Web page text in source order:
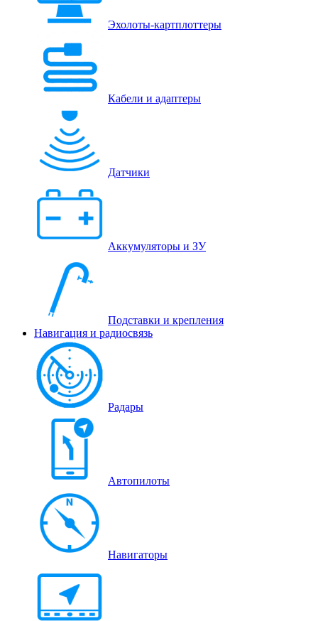
Эхолоты-картплоттеры
Кабели и адаптеры
Датчики
Аккумуляторы и ЗУ
Подставки и крепления
Навигация и радиосвязь
Радары
Автопилоты
Навигаторы